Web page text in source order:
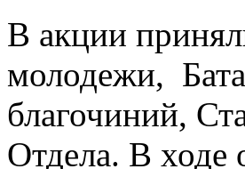
В акции
молодежи,
благочиний,
Отдела. В ходе